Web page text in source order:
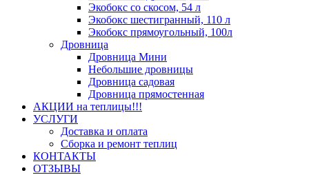
Экобокс со скосом, 54 л
Экобокс шестигранный, 110 л
Экобокс прямоугольный, 100л
Дровница
Дровница Мини
Небольшие дровницы
Дровница садовая
Дровница прямостенная
АКЦИИ на теплицы!!!
УСЛУГИ
Доставка и оплата
Сборка и ремонт теплиц
КОНТАКТЫ
ОТЗЫВЫ